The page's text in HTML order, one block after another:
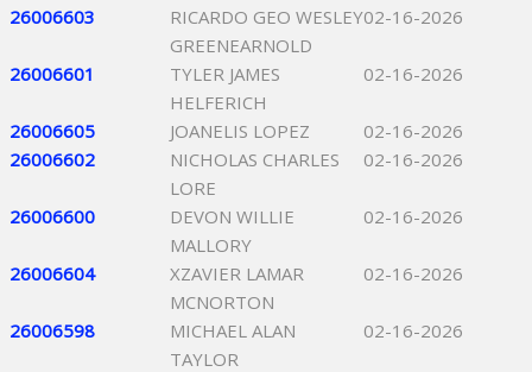
26006603
RICARDO GEO WESLEY
GREENEARNOLD
02-16-2026
26006601
TYLER JAMES
HELFERICH
02-16-2026
26006605 JOANELIS LOPEZ
02-16-2026
26006602
NICHOLAS CHARLES
LORE
02-16-2026
26006600
DEVON WILLIE
MALLORY
02-16-2026
26006604
XZAVIER LAMAR
MCNORTON
02-16-2026
26006598
MICHAEL ALAN
TAYLOR
02-16-2026